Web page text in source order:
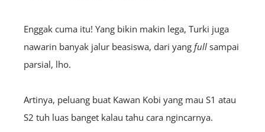
Enggak cuma itu! Yang bikin makin lega, Turki juga
nawarin banyak jalur beasiswa, dari yang full sampai
parsial, lho.
Artinya, peluang buat Kawan Kobi yang mau S1 atau
S2 tuh luas banget kalau tahu cara ngincarnya.